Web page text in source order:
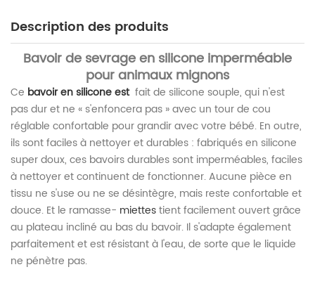
Description des produits
Bavoir de sevrage en silicone imperméable
pour animaux mignons
Ce bavoir en siliconeestfait de silicone souple, qui n'est
pas dur et ne « s'enfoncera pas » avec un tour de cou
réglable confortable pour grandir avec votre bébé. En outre,
ils sont faciles à nettoyer et durables : fabriqués en silicone
super doux, ces bavoirs durables sont imperméables, faciles
à nettoyer et continuent de fonctionner. Aucune pièce en
tissu ne s'use ou ne se désintègre, mais reste confortable et
douce. Et le ramasse- miettestient facilement ouvert grâce
au plateau incliné au bas du bavoir. Il s'adapte également
parfaitement et est résistant à l'eau, de sorte que le liquide
ne pénètre pas.